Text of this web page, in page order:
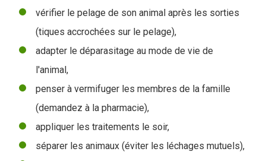
vérifier le pelage de son animal après les sorties
(tiques accrochées sur le pelage),
adapter le déparasitage au mode de vie de
l'animal,
penser à vermifuger les membres de la famille
(demandez à la pharmacie),
appliquer les traitements le soir,
séparer les animaux (éviter les léchages mutuels),